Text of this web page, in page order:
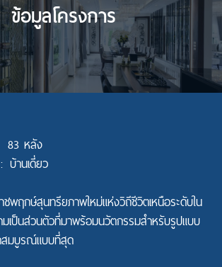
ข้อมูลโครงการ
83 หลัง
บ้านเดี่ยว
พฤกษ์สุนทรียภาพใหม่แห่งวิถีชีวิตเหนือระดับใน
เป็นส่วนตัวที่มาพร้อมนวัตกรรมสำหรับรูปแบบ
สมบูรณ์แบบที่สุด